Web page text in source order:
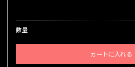
数量
カートに入れる